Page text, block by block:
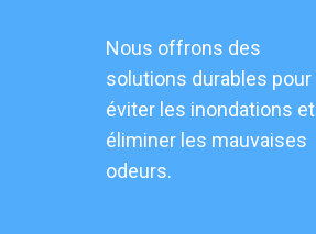
Nous offrons des
solutions durables pour
éviter les inondations et
éliminer les mauvaises
odeurs.